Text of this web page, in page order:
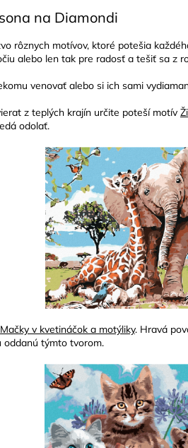
na Diamondi
rôznych motívov, ktoré potešia
alebo len tak pre radosť a tešiť sa z
venovať alebo si ich sami
z teplých krajín určite poteší motív
odolať.
Mačky v kvetináčok a motýliky. Hravá
oddanú týmto tvorom.